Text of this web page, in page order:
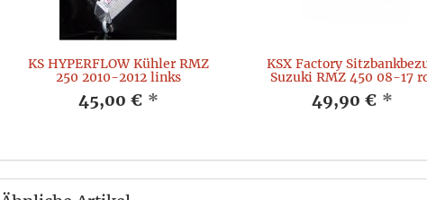
KS HYPERFLOW Kühler RMZ
250 2010-2012 links
45,00 € *
KSX Factory
Suzuki RMZ 450 08-17
49,90 € *